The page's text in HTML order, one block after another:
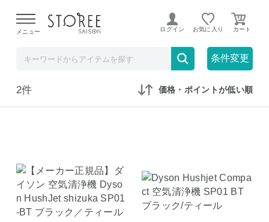
よる配送遅延が発生しております。
メニュー ログイン お気に入り
条件変更
在庫なしも表示 セール対象のみ
2件 価格・ポイントが低い順